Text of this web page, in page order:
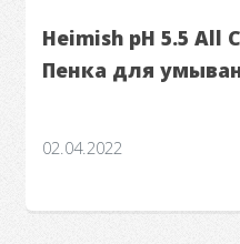
Heimish pH 5.5 All
Пенка для
02.04.2022